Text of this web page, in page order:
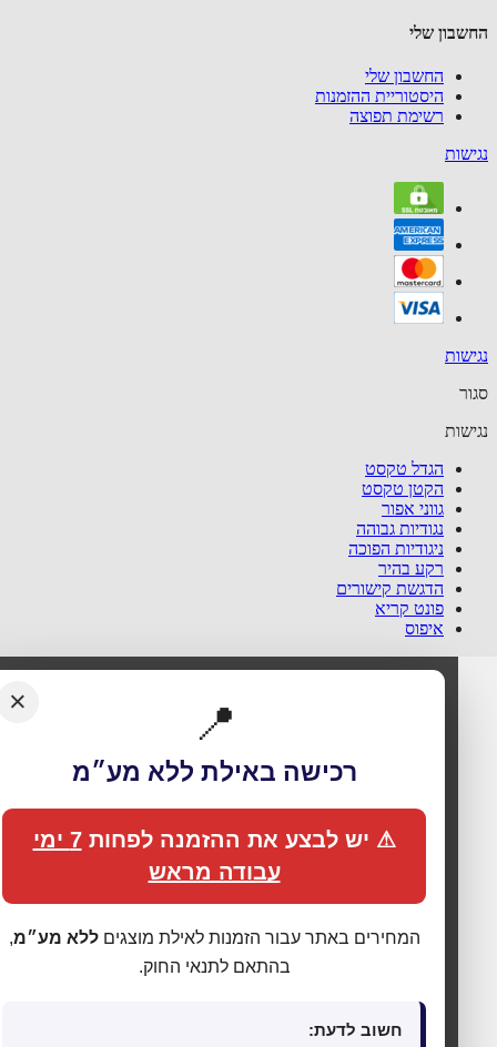
🍪 אנחנו משתמשים בעוגיות כדי לשפר את החוויה
האתר עושה שימוש בעוגיות (Cookies) לתפעול תקין, אנליטיקה,
התאמת תכנים ופרסום ממוקד. בלחיצה על„מאשר הכול”
מסכים לכל הקטגוריות כמפורט ב
לשנות העדפות בכל עת דרך
שלי
החשבון שלי
היסטוריית ההזמנות
רשימת תפוצה
הגדל טקסט
הקטן טקסט
גווני אפור
נגודיות גבוהה
ניגודיות הפוכה
רקע בהיר
הדגשת קישורים
פונט קריא
איפוס
📍
רכישה באילת ללא מע״מ
⚠ יש לבצע את ההזמנה לפחות 7 ימי
עבודה מראש
המחירים באתר עבור הזמנות לאילת מוצגיםללא מע״מ,
בהתאם לתנאי החוק.
חשוב לדעת: